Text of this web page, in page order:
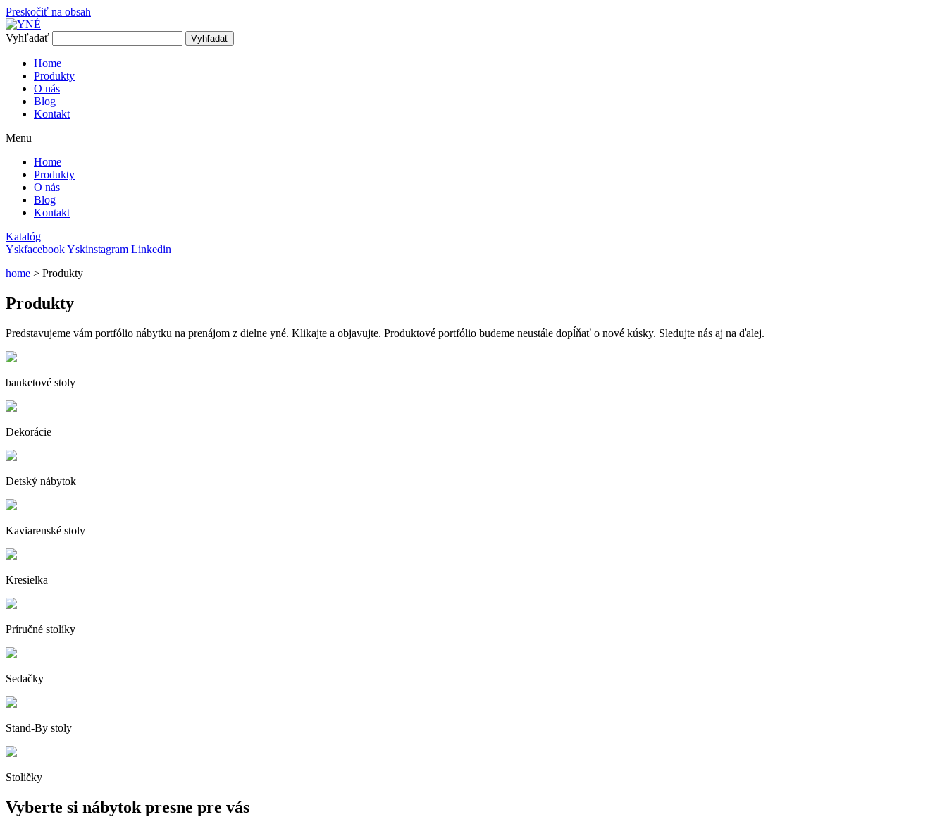
Preskočiť na obsah
Vyhľadať Vyhľadať
Home
Produkty
O nás
Blog
Kontakt
Menu
Home
Produkty
O nás
Blog
Kontakt
Katalóg
YskfacebookYskinstagram Linkedin
home > Produkty
Produkty
Predstavujeme vám portfólio nábytku na prenájom z dielne yné. Klikajte a objavujte. Produktové portfólio budeme neustále dopĺňať o nové kúsky. Sledujte nás aj na ďalej.
banketové stoly
Dekorácie
Detský nábytok
Kaviarenské stoly
Kresielka
Príručné stolíky
Sedačky
Stand-By stoly
Stoličky
Vyberte si nábytok presne pre vás